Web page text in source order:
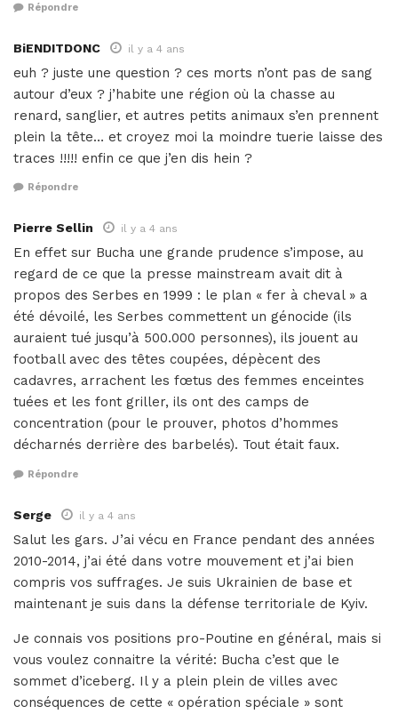
Répondre
BiENDITDONC il y a 4 ans
euh ? juste une question ? ces morts n’ont pas de sang
autour d’eux ? j’habite une région où la chasse au
renard, sanglier, et autres petits animaux s’en prennent
plein la tête… et croyez moi la moindre tuerie laisse des
traces !!!!! enfin ce que j’en dis hein ?
Répondre
Pierre Sellin il y a 4 ans
En effet sur Bucha une grande prudence s’impose, au
regard de ce que la presse mainstream avait dit à
propos des Serbes en 1999 : le plan « fer à cheval » a
été dévoilé, les Serbes commettent un génocide (ils
auraient tué jusqu’à 500.000 personnes), ils jouent au
football avec des têtes coupées, dépècent des
cadavres, arrachent les fœtus des femmes enceintes
tuées et les font griller, ils ont des camps de
concentration (pour le prouver, photos d’hommes
décharnés derrière des barbelés). Tout était faux.
Répondre
Serge il y a 4 ans
Salut les gars. J’ai vécu en France pendant des années
2010-2014, j’ai été dans votre mouvement et j’ai bien
compris vos suffrages. Je suis Ukrainien de base et
maintenant je suis dans la défense territoriale de Kyiv.
Je connais vos positions pro-Poutine en général, mais si
vous voulez connaitre la vérité: Bucha c’est que le
sommet d’iceberg. Il y a plein plein de villes avec
conséquences de cette « opération spéciale » sont